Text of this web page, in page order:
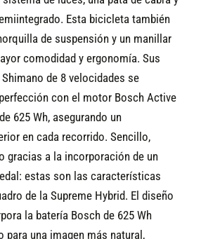
Esta bicicleta también
de suspensión y un manillar
comodidad y ergonomía. Sus
de 8 velocidades se
con el motor Bosch Active
625 Wh, asegurando un
en cada recorrido. Sencillo,
gracias a la incorporación de un
estas son las características
de la Supreme Hybrid. El diseño
la batería Bosch de 625 Wh
para una imagen más natural,